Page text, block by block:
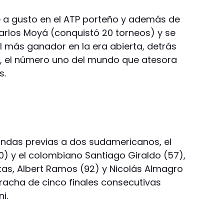
gusto en el ATP porteño y además de
Moyá (conquistó 20 torneos) y se
más ganador en la era abierta, detrás
el número uno del mundo que atesora
previas a dos sudamericanos, el
y el colombiano Santiago Giraldo (57),
Albert Ramos (92) y Nicolás Almagro
de cinco finales consecutivas